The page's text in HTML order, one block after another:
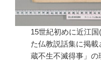
15世紀初めに近江
た仏教説話集に掲
蔵不生不滅得事」の